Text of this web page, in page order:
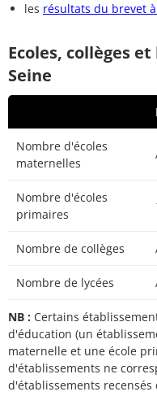
les résultats du brevet
Ecoles, collèges
Seine
Nombre d'écoles
maternelles
Nombre d'écoles
primaires
Nombre de collèges
Nombre de lycées
NB : Certains
d'éducation (un
maternelle et une école
d'établissements ne
d'établissements